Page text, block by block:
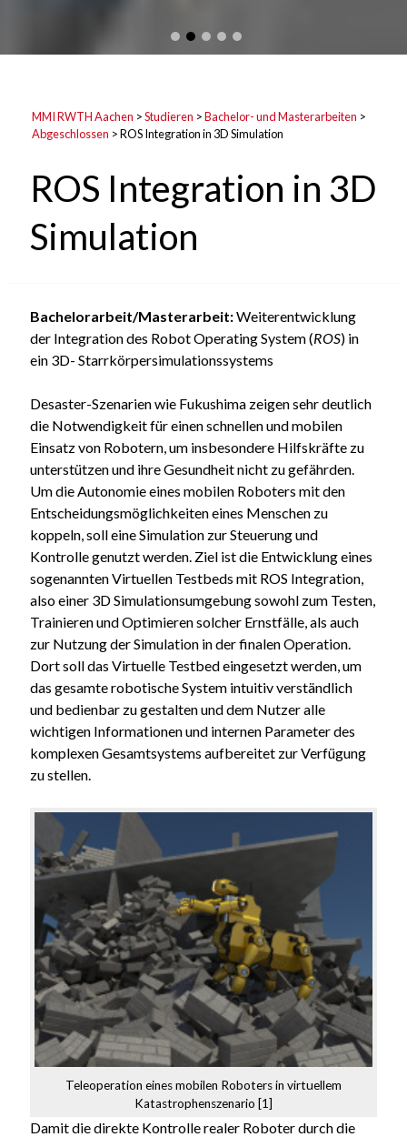
MMI RWTH Aachen >Studieren >Bachelor- und Masterarbeiten >
Abgeschlossen >ROS Integration in 3D Simulation
ROS Integration in 3D
Simulation
Bachelorarbeit/Masterarbeit:Weiterentwicklung
der Integration des Robot Operating System (ROS) in
ein 3D- Starrkörpersimulationssystems
Desaster-Szenarien wie Fukushima zeigen sehr deutlich
die Notwendigkeit für einen schnellen und mobilen
Einsatz von Robotern, um insbesondere Hilfskräfte zu
unterstützen und ihre Gesundheit nicht zu gefährden.
Um die Autonomie eines mobilen Roboters mit den
Entscheidungsmöglichkeiten eines Menschen zu
koppeln, soll eine Simulation zur Steuerung und
Kontrolle genutzt werden. Ziel ist die Entwicklung eines
sogenannten Virtuellen Testbeds mit ROS Integration,
also einer 3D Simulationsumgebung sowohl zum Testen,
Trainieren und Optimieren solcher Ernstfälle, als auch
zur Nutzung der Simulation in der finalen Operation.
Dort soll das Virtuelle Testbed eingesetzt werden, um
das gesamte robotische System intuitiv verständlich
und bedienbar zu gestalten und dem Nutzer alle
wichtigen Informationen und internen Parameter des
komplexen Gesamtsystems aufbereitet zur Verfügung
zu stellen.
Teleoperation eines mobilen Roboters in virtuellem
Katastrophenszenario [1]
Damit die direkte Kontrolle realer Roboter durch die